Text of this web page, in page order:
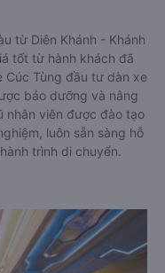
từ Diên Khánh - Khánh
tốt từ hành khách đã
Tùng đầu tư dàn xe
bảo dưỡng và nâng
nhân viên được đào tạo
luôn sẵn sàng hỗ
trình di chuyển.